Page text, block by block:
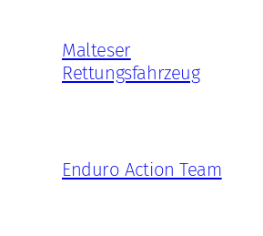
Malteser
Rettungsfahrzeug
Enduro Action Team